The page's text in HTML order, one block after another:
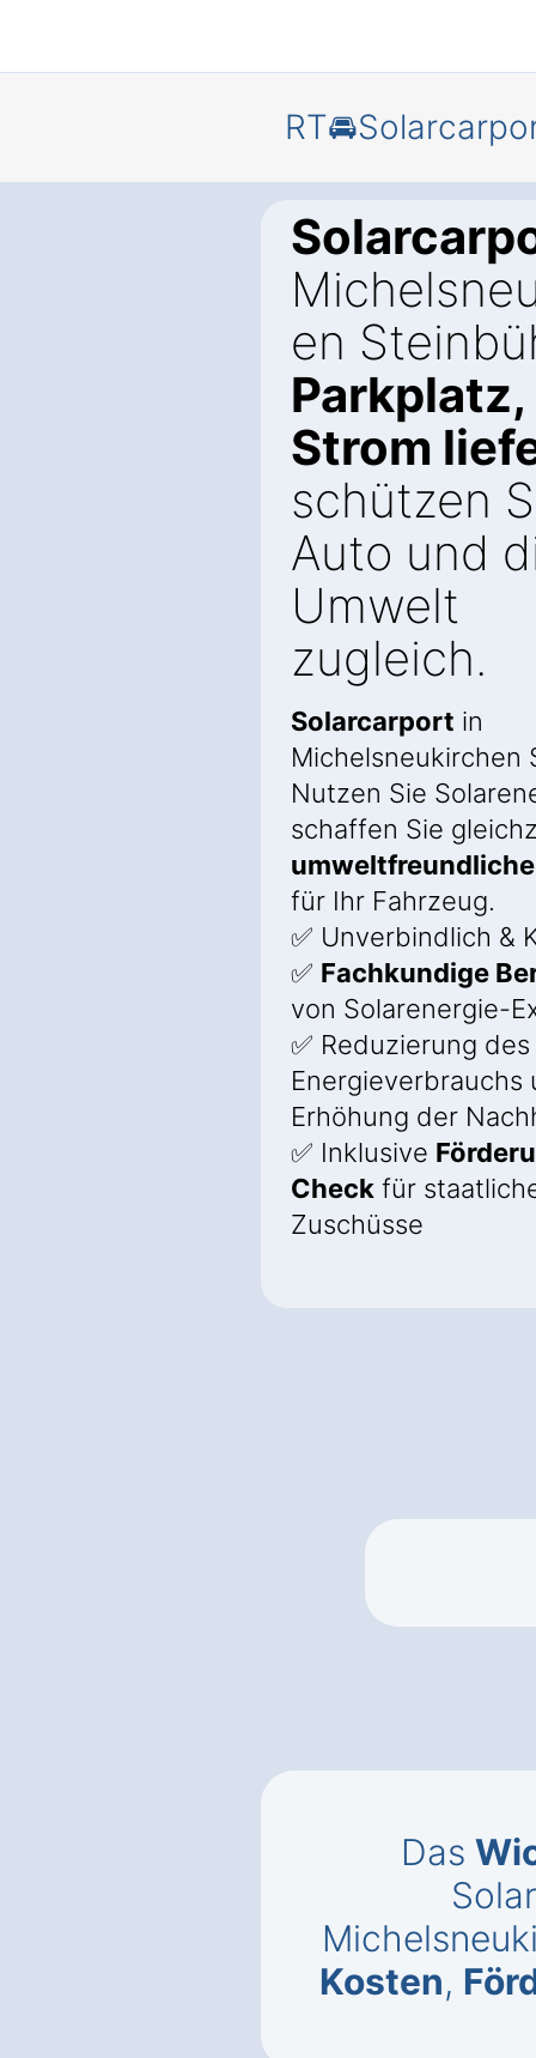
en
Strom
schützen
Auto und
Umwelt
zugleich.
Solarcarport in
Michelsneukirchen
Nutzen Sie
schaffen Sie
für Ihr Fahrzeug.
✅ Unverbindlich &
✅ Fachkundige
von Solarenergie-
✅ Reduzierung des
Energieverbrauchs
Erhöhung der
✅ Inklusive
Check für
Zuschüsse
Das
Kosten,